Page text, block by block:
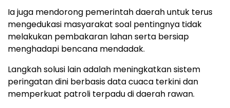
Ia juga mendorong pemerintah daerah untuk terus
mengedukasi masyarakat soal pentingnya tidak
melakukan pembakaran lahan serta bersiap
menghadapi bencana mendadak.
Langkah solusi lain adalah meningkatkan sistem
peringatan dini berbasis data cuaca terkini dan
memperkuat patroli terpadu di daerah rawan.